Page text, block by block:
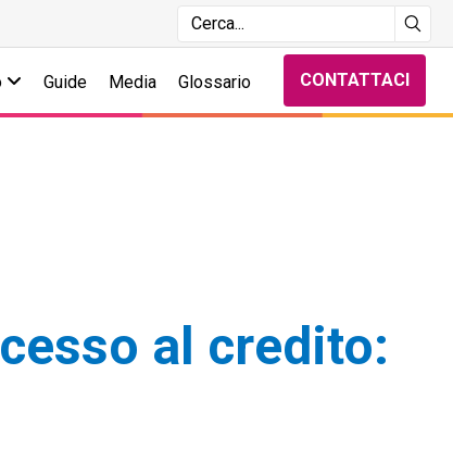
Guide Media Glossario CONTATTACI
al credito: